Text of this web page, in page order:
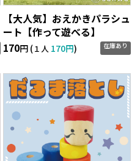
【大人気】おえかきパラシュ
ート【作って遊べる】
170円 (１人 170円) 在庫あり